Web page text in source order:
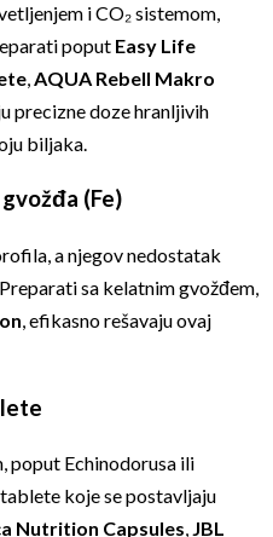
i CO₂ sistemom,
poput Easy Life
,AQUA Rebell Makro
precizne doze hranljivih
biljaka.
(Fe)
a njegov nedostatak
sa kelatnim gvožđem,
, efikasno rešavaju ovaj
poput Echinodorusa ili
koje se postavljaju
Nutrition Capsules, JBL